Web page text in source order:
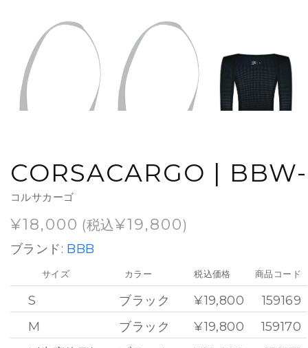
CORSACARGO |
コルサカーゴ
¥18,000 (税込¥19,800)
ブランド: BBB
サイズ
S
M
カラー
ブラック
ブラック
税込価格
¥19,800
¥19,800
商品コード
159169
159170